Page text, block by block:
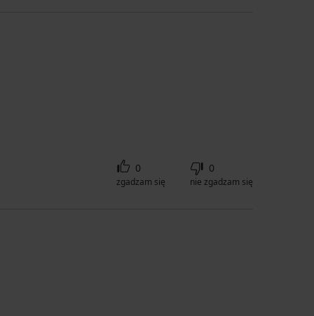
0
zgadzam się
0
nie zgadzam się